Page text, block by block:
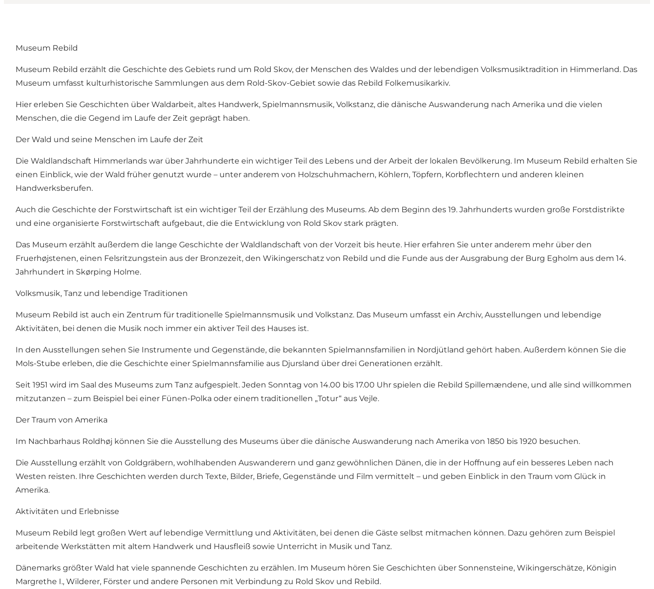
Museum Rebild
Museum Rebild erzählt die Geschichte des Gebiets rund um Rold Skov, der Menschen des Waldes und der lebendigen Volksmusiktradition in Himmerland. Das
Museum umfasst kulturhistorische Sammlungen aus dem Rold-Skov-Gebiet sowie das Rebild Folkemusikarkiv.
Hier erleben Sie Geschichten über Waldarbeit, altes Handwerk, Spielmannsmusik, Volkstanz, die dänische Auswanderung nach Amerika und die vielen
Menschen, die die Gegend im Laufe der Zeit geprägt haben.
Der Wald und seine Menschen im Laufe der Zeit
Die Waldlandschaft Himmerlands war über Jahrhunderte ein wichtiger Teil des Lebens und der Arbeit der lokalen Bevölkerung. Im Museum Rebild erhalten Sie
einen Einblick, wie der Wald früher genutzt wurde – unter anderem von Holzschuhmachern, Köhlern, Töpfern, Korbflechtern und anderen kleinen
Handwerksberufen.
Auch die Geschichte der Forstwirtschaft ist ein wichtiger Teil der Erzählung des Museums. Ab dem Beginn des 19. Jahrhunderts wurden große Forstdistrikte
und eine organisierte Forstwirtschaft aufgebaut, die die Entwicklung von Rold Skov stark prägten.
Das Museum erzählt außerdem die lange Geschichte der Waldlandschaft von der Vorzeit bis heute. Hier erfahren Sie unter anderem mehr über den
Fruerhøjstenen, einen Felsritzungstein aus der Bronzezeit, den Wikingerschatz von Rebild und die Funde aus der Ausgrabung der Burg Egholm aus dem 14.
Jahrhundert in Skørping Holme.
Volksmusik, Tanz und lebendige Traditionen
Museum Rebild ist auch ein Zentrum für traditionelle Spielmannsmusik und Volkstanz. Das Museum umfasst ein Archiv, Ausstellungen und lebendige
Aktivitäten, bei denen die Musik noch immer ein aktiver Teil des Hauses ist.
In den Ausstellungen sehen Sie Instrumente und Gegenstände, die bekannten Spielmannsfamilien in Nordjütland gehört haben. Außerdem können Sie die
Mols-Stube erleben, die die Geschichte einer Spielmannsfamilie aus Djursland über drei Generationen erzählt.
Seit 1951 wird im Saal des Museums zum Tanz aufgespielt. Jeden Sonntag von 14.00 bis 17.00 Uhr spielen die Rebild Spillemændene, und alle sind willkommen
mitzutanzen – zum Beispiel bei einer Fünen-Polka oder einem traditionellen „Totur“ aus Vejle.
Der Traum von Amerika
Im Nachbarhaus Roldhøj können Sie die Ausstellung des Museums über die dänische Auswanderung nach Amerika von 1850 bis 1920 besuchen.
Die Ausstellung erzählt von Goldgräbern, wohlhabenden Auswanderern und ganz gewöhnlichen Dänen, die in der Hoffnung auf ein besseres Leben nach
Westen reisten. Ihre Geschichten werden durch Texte, Bilder, Briefe, Gegenstände und Film vermittelt – und geben Einblick in den Traum vom Glück in
Amerika.
Aktivitäten und Erlebnisse
Museum Rebild legt großen Wert auf lebendige Vermittlung und Aktivitäten, bei denen die Gäste selbst mitmachen können. Dazu gehören zum Beispiel
arbeitende Werkstätten mit altem Handwerk und Hausfleiß sowie Unterricht in Musik und Tanz.
Dänemarks größter Wald hat viele spannende Geschichten zu erzählen. Im Museum hören Sie Geschichten über Sonnensteine, Wikingerschätze, Königin
Margrethe I., Wilderer, Förster und andere Personen mit Verbindung zu Rold Skov und Rebild.